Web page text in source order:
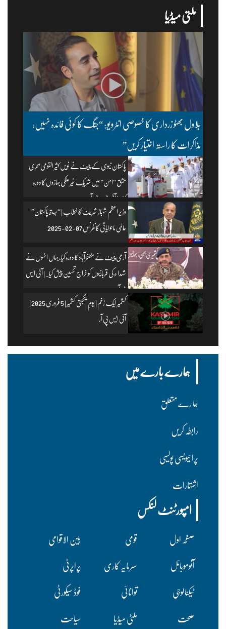
ملتی میڈیا
بلاول بھٹو زرداری کا خصوصی انٹرویو: “جنگ کا کوئی فائدہ نہیں،
مذاکرات کا راستہ اختیار کریں”
پاکستان نیوی کے چیف نے نویں کثیر القومی بحری
مشق “امن” میں شریک غیر ملکی جہازوں کا دورہ
کیا۔ | آئی ایس پی آر
وزیرِ اعظم شہباز شریف کا خطاب | “بریتھ پاکستان”
عالمی ماحولیاتی کانفرنس 07-02-2025
آرمی چیف نے مظفرآباد کا دورہ کیا، جہاں انہوں نے
شہداء کی قربانیوں کو خراجِ تحسین پیش کیا۔ | آئی ایس
پی آر
کشمیر ایک زخم | یومِ یکجہتی کشمیر | 5 فروری 2025 |
آئی ایس پی آر
ہمارے بارے میں
ہما رے متعلق
رابطہ کریں
پرا ئیویسی پولسیی
اشتہارات
امپورٹنٹ لنکس
صفحہ اول قومی
بین الاقوامی
آٹوموبائل
سرمایہ کاری
پراپرٹی
ٹیکنالوجی
توانائی
فوڈ سیکورٹی
صحت
ملٹی میڈیا سیاحت